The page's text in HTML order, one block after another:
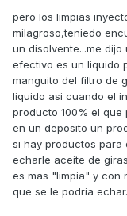
pero los limpias
milagroso,teniedo
un disolvente...me
efectivo es un liquido
manguito del filtro de
liquido asi cuando el
producto 100% el
en un deposito un
si hay productos para
echarle aceite de
es mas "limpia" y con
que se le podria echar.